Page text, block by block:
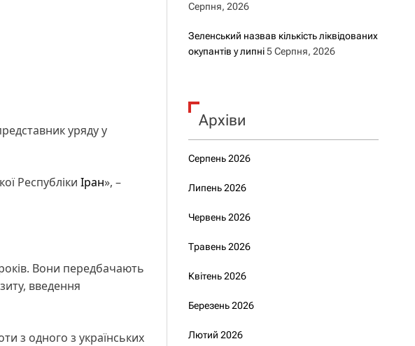
уряду у
Республіки Іран», –
Вони передбачають
введення
з одного з українських
Серпня, 2026
Зеленський назвав кількість ліквідованих
окупантів у липні 5 Серпня, 2026
Архіви
Серпень 2026
Липень 2026
Червень 2026
Травень 2026
Квітень 2026
Березень 2026
Лютий 2026